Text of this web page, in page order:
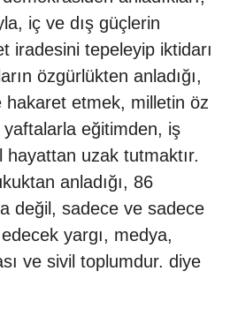
iç ve dış güçlerin
iradesini tepeleyip iktidarı
özgürlükten anladığı,
hakaret etmek, milletin öz
yaftalarla eğitimden, iş
hayattan uzak tutmaktır.
anladığı, 86
değil, sadece ve sadece
yargı, medya,
ve sivil toplumdur. diye